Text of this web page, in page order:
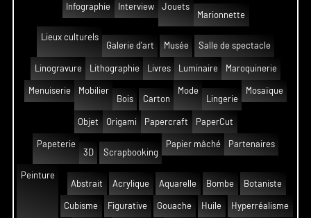
Infographie Interview
Jouets
Marionnette
Lieux culturels
Galerie d'art
Musée Salle de spectacle
Linogravure Lithographie Livres Luminaire Maroquinerie
Menuiserie
Mobilier
Bois
Carton
Mode
Lingerie
Mosaïque
Objet Origami Papercraft PaperCut
Papeterie
3D
Scrapbooking
Papier mâché Partenaires
Peinture
Abstrait
Acrylique Aquarelle Bombe Botaniste
Cubisme Figurative Gouache Huile Hyperréalisme